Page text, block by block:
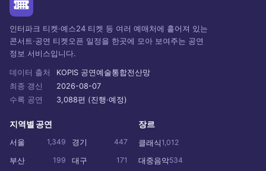
인터파크 티켓·예스24 티켓 등 여러 예매처에 흩어져 있는
콘서트·공연 티켓오픈 일정을 한곳에 모아 보여주는 공연
정보 서비스입니다.
데이터 출처
KOPIS 공연예술통합전산망
최종 갱신
2026-08-07
수록 공연
3,088편 (진행·예정)
지역별 공연
서울 1,349 경기 447
부산 199 대구 171
장르
클래식 1,012
대중음악534